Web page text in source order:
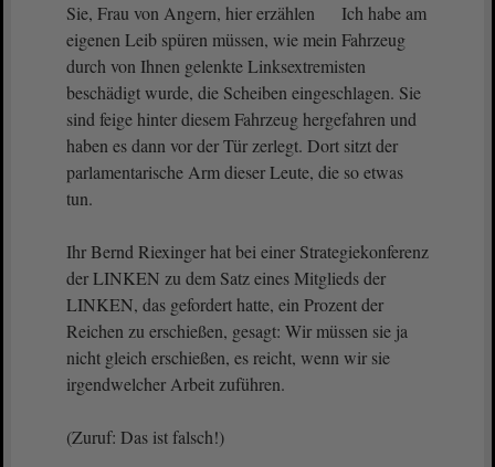
Sie, Frau von Angern, hier erzählen Ich habe am
eigenen Leib spüren müssen, wie mein Fahrzeug
durch von Ihnen gelenkte Linksextremisten
beschädigt wurde, die Scheiben eingeschlagen. Sie
sind feige hinter diesem Fahrzeug hergefahren und
haben es dann vor der Tür zerlegt. Dort sitzt der
parlamentarische Arm dieser Leute, die so etwas
tun.
Ihr Bernd Riexinger hat bei einer Strategiekonferenz
der LINKEN zu dem Satz eines Mitglieds der
LINKEN, das gefordert hatte, ein Prozent der
Reichen zu erschießen, gesagt: Wir müssen sie ja
nicht gleich erschießen, es reicht, wenn wir sie
irgendwelcher Arbeit zuführen.
(Zuruf: Das ist falsch!)